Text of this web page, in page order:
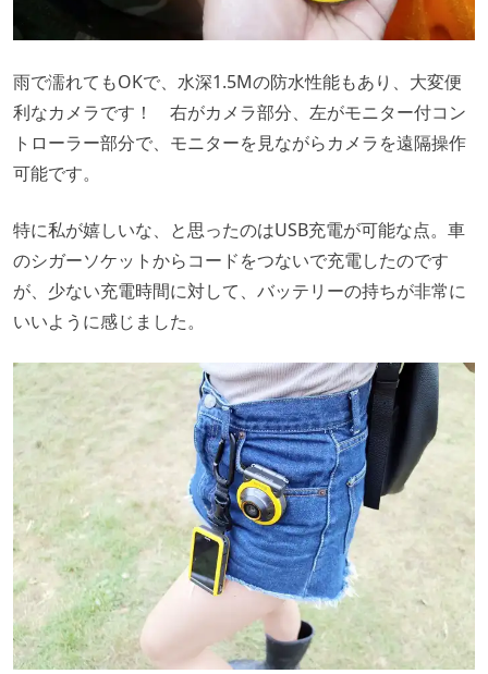
雨で濡れてもOKで、水深1.5Mの防水性能もあり、大変便
利なカメラです！ 右がカメラ部分、左がモニター付コン
トローラー部分で、モニターを見ながらカメラを遠隔操作
可能です。
特に私が嬉しいな、と思ったのはUSB充電が可能な点。車
のシガーソケットからコードをつないで充電したのです
が、少ない充電時間に対して、バッテリーの持ちが非常に
いいように感じました。